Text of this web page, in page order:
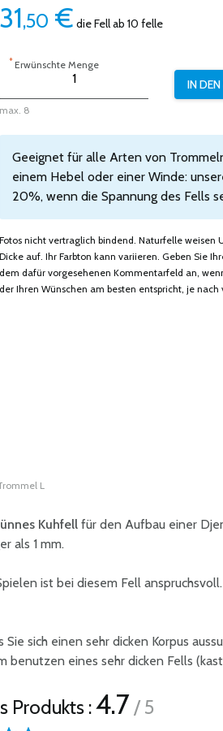
31,50 € die Fell ab 10 felle
*Erwünschte Menge
max. 8
Geeignet für alle Arten von
einem Hebel oder einer Winde:
20%, wenn die Spannung des Fells
Fotos nicht vertraglich bindend. Naturfelle
Dicke auf. Ihr Farbton kann variieren. Geben Sie
dem dafür vorgesehenen Kommentarfeld an,
der Ihren Wünschen am besten entspricht, je nach
L
Kuhfell für den Aufbau einer
als 1 mm.
ist bei diesem Fell
Sie sich einen sehr dicken Korpus
benutzen eines sehr dicken Fells
Produkts :4.7/ 5